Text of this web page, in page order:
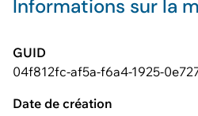
Informations sur la
GUID
04f812fc-af5a-f6a4-1925-
Date de création